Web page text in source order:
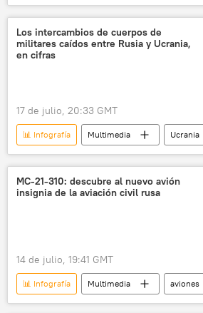
🛡️ Infografías militares
📰 Escalada entre EEUU, Israel e Irán
🌍 Oriente Medio
🛡️ Zonas de conflicto
Los intercambios de cuerpos de
militares caídos entre Rusia y Ucrania,
en cifras
17 de julio, 20:33 GMT
📊 Infografía Multimedia
Ucrania
Rusia
🌍 Europa
🛡️ Zonas de conflicto
МС-21‑310: descubre al nuevo avión
insignia de la aviación civil rusa
14 de julio, 19:41 GMT
📊 Infografía Multimedia
aviones
Rusia
MC-21